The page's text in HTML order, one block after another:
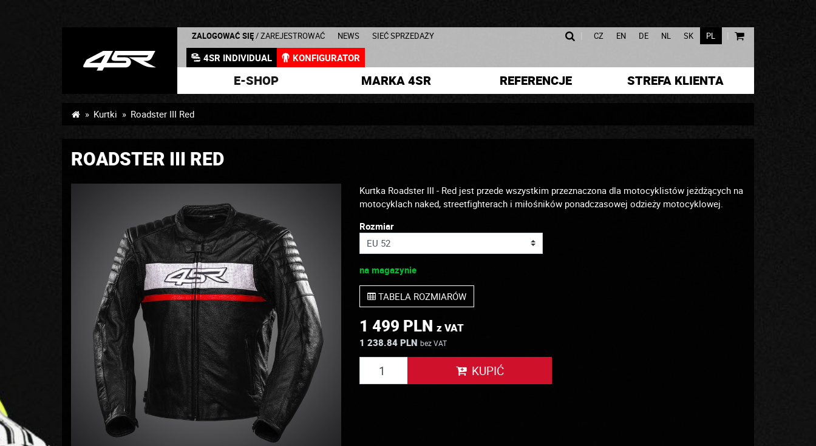
ZALOGOWAĆ SIĘ / ZAREJESTROWAĆ NEWS SIEĆ SPRZEDAŻY
4SR INDIVIDUAL KONFIGURATOR
| CZ EN DE NL SK PL |
E-SHOP MARKA 4SR REFERENCJE STREFA KLIENTA
Kurtki Roadster III Red
ROADSTER III RED
Kurtka Roadster III - Red jest przede wszystkim przeznaczona dla motocyklistów jeżdżących na
motocyklach naked, streetfighterach i miłośników ponadczasowej odzieży motocyklowej.
Rozmiar
na magazynie
TABELA ROZMIARÓW
1 499 PLN z VAT
1 238.84 PLN bez VAT
KUPIĆ